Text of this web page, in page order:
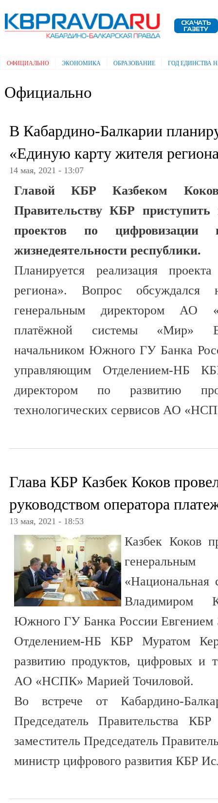
Электронная газета "Кабардино-
Балкарская правда"
Главное меню
ОФИЦИАЛЬНО ЭКОНОМИКА ОБРАЗОВАНИЕ ГОД ЕДИНСТВА
Официально
В Кабардино-Балкарии
«Единую карту жителя
14 мая, 2021 - 13:07
Главой КБР Казбеком
Правительству КБР приступить
проектов по цифровизации
жизнедеятельности республики.
Планируется реализация
региона». Вопрос
генеральным директором АО
платёжной системы «Мир»
начальником Южного ГУ Банка
управляющим Отделением-НБ
директором по развитию
технологических сервисов АО
Глава КБР Казбек Коков
руководством оператора
13 мая, 2021 - 18:53
Казбек Коков
«Национальная
Владимиром
Южного ГУ Банка России
Отделением-НБ КБР Муратом
развитию продуктов, цифровых и
АО «НСПК» Марией Точиловой.
Во встрече от Кабардино-
Председатель Правительства
заместитель Председатель
министр цифрового развития КБР